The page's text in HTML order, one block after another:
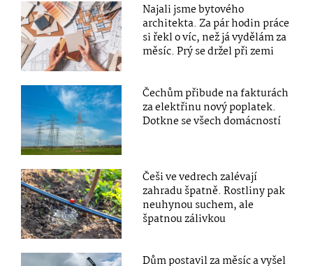
Najali jsme bytového
architekta. Za pár hodin práce
si řekl o víc, než já vydělám za
měsíc. Prý se držel při zemi
Čechům přibude na fakturách
za elektřinu nový poplatek.
Dotkne se všech domácností
Češi ve vedrech zalévají
zahradu špatně. Rostliny pak
neuhynou suchem, ale
špatnou zálivkou
Dům postavil za měsíc a vyšel